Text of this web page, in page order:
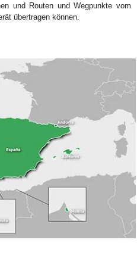
und Routen und Wegpunkte vom
übertragen können.